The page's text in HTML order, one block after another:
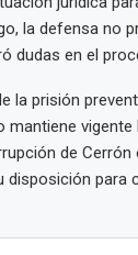
la defensa no
dudas en el
la prisión
mantiene
de Cerrón
para